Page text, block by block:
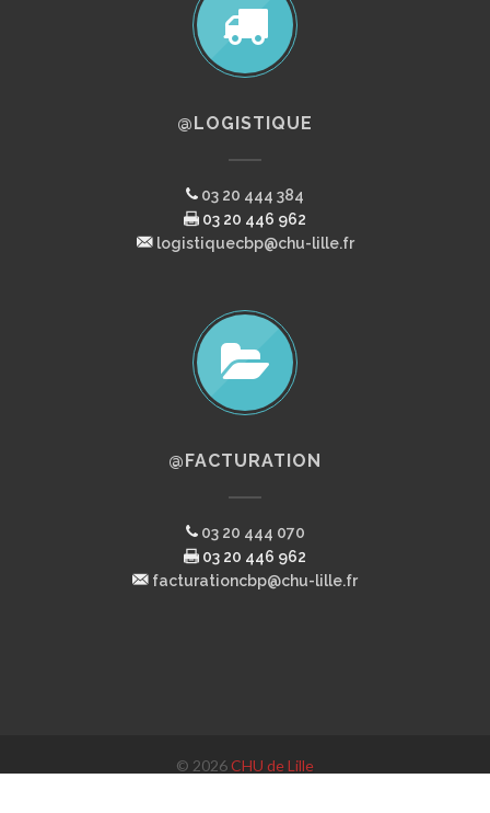
@LOGISTIQUE
03 20 444 384
03 20 446 962
logistiquecbp@chu-lille.fr
@FACTURATION
03 20 444 070
03 20 446 962
facturationcbp@chu-lille.fr
© 2026CHU de Lille